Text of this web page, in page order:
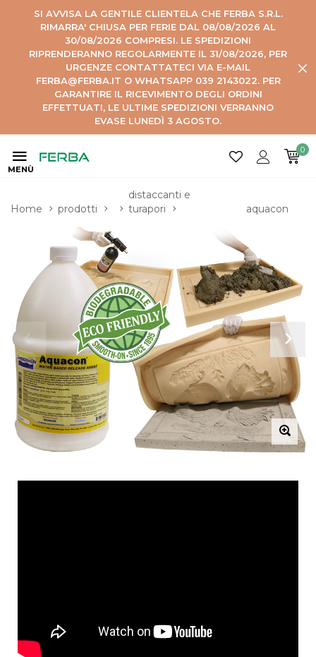
SI AVVISA LA GENTILE CLIENTELA CHE FERBA S.R.L.
RIMARRA' CHIUSA PER FERIE DAL 08/08/2026 AL
30/08/2026 COMPRESI. LE SPEDIZIONI
RIPRENDERANNO REGOLARMENTE IL 31/08/2026, PER
URGENZE CONTATTATECI VIA E-MAIL
FERBA@FERBA.IT O WHATSAPP 039 2143022. PER
GARANTIRE IL RICEVIMENTO DEGLI ORDINI
EFFETTUATI, LE ULTIME SPEDIZIONI VERRANNO
EVASE LUNEDÌ 3 AGOSTO.
MENÙ
0
Home prodotti
distaccanti e
turapori
aquacon